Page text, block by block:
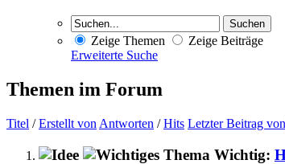
Zeige Themen
Zeige Beiträge
Erweiterte Suche
Themen im Forum
Titel /Erstellt von Antworten /Hits Letzter Beitrag von
Wichtig: